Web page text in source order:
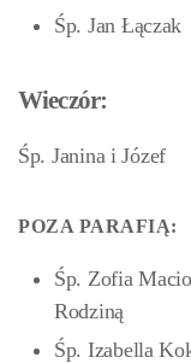
Śp. Jan Łączak
Wieczór:
Śp. Janina i Józef
POZA PARAFIĄ:
Śp. Zofia
Rodziną
Śp. Izabella